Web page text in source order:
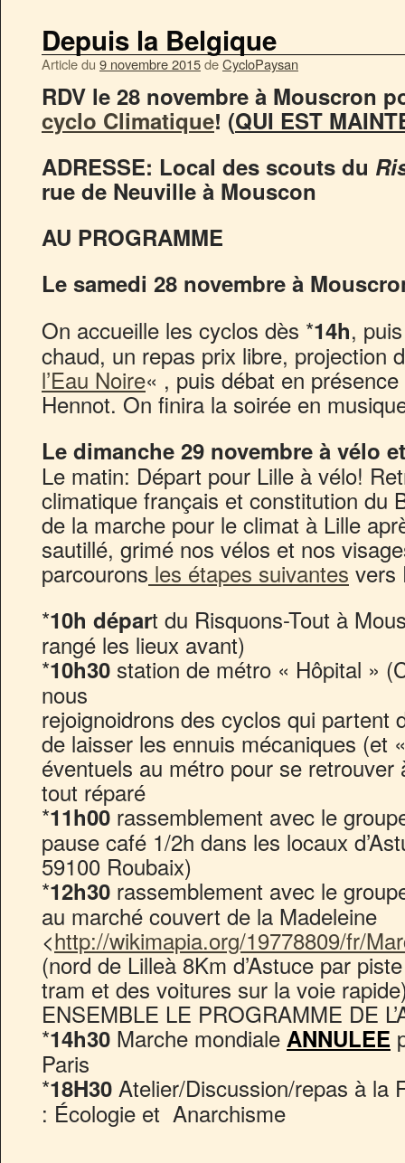
Depuis la Belgique
Article du 9 novembre 2015deCycloPaysan
RDV le 28 novembre à Mouscron
cyclo Climatique! (QUI EST
ADRESSE: Local des scouts du
rue de Neuville à Mouscon
AU PROGRAMME
Le samedi 28 novembre à
On accueille les cyclos dès *14h,
chaud, un repas prix libre, projection
l’Eau Noire« , puis débat en
Hennot. On finira la soirée en
Le dimanche 29 novembre à vélo
Le matin: Départ pour Lille à vélo!
climatique français et constitution du
de la marche pour le climat à Lille
sautillé, grimé nos vélos et nos
parcourons les étapes suivantes vers
*10h départ du Risquons-Tout à
rangé les lieux avant)
*10h30 station de métro « Hôpital »
nous
rejoignoidrons des cyclos qui partent
de laisser les ennuis mécaniques (et
éventuels au métro pour se retrouver
tout réparé
*11h00 rassemblement avec le
pause café 1/2h dans les locaux
59100 Roubaix)
*12h30 rassemblement avec le
au marché couvert de la Madeleine
<http://wikimapia.org/19778809/fr/
(nord de Lilleà 8Km d’Astuce par
tram et des voitures sur la voie
ENSEMBLE LE PROGRAMME DE
*14h30 Marche mondiale ANNULEE
Paris
*18H30 Atelier/Discussion/repas à la
: Écologie et Anarchisme